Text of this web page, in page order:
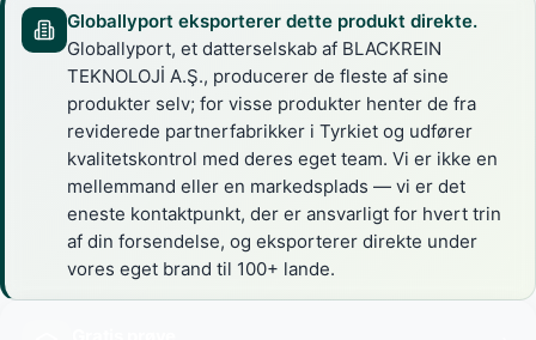
Globallyport eksporterer dette produkt direkte.
Globallyport, et datterselskab af BLACKREIN
TEKNOLOJİ A.Ş., producerer de fleste af sine
produkter selv; for visse produkter henter de fra
reviderede partnerfabrikker i Tyrkiet og udfører
kvalitetskontrol med deres eget team. Vi er ikke en
mellemmand eller en markedsplads — vi er det
eneste kontaktpunkt, der er ansvarligt for hvert trin
af din forsendelse, og eksporterer direkte under
vores eget brand til 100+ lande.